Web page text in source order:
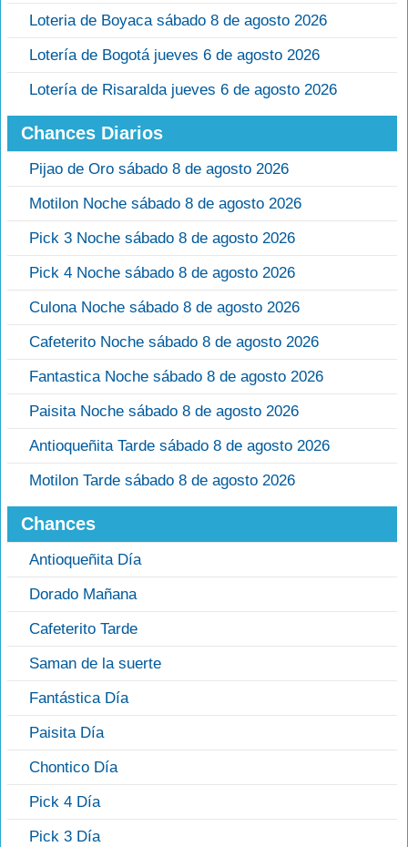
Loteria de Boyaca sábado 8 de agosto 2026
Lotería de Bogotá jueves 6 de agosto 2026
Lotería de Risaralda jueves 6 de agosto 2026
Chances Diarios
Pijao de Oro sábado 8 de agosto 2026
Motilon Noche sábado 8 de agosto 2026
Pick 3 Noche sábado 8 de agosto 2026
Pick 4 Noche sábado 8 de agosto 2026
Culona Noche sábado 8 de agosto 2026
Cafeterito Noche sábado 8 de agosto 2026
Fantastica Noche sábado 8 de agosto 2026
Paisita Noche sábado 8 de agosto 2026
Antioqueñita Tarde sábado 8 de agosto 2026
Motilon Tarde sábado 8 de agosto 2026
Chances
Antioqueñita Día
Dorado Mañana
Cafeterito Tarde
Saman de la suerte
Fantástica Día
Paisita Día
Chontico Día
Pick 4 Día
Pick 3 Día